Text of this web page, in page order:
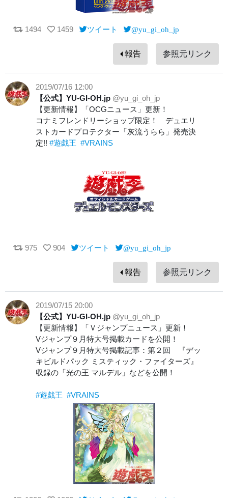
1494 1459 ツイート @yu_gi_oh_jp
報告 参照元リンク
2019/07/16 12:00
【公式】YU-GI-OH.jp @yu_gi_oh_jp
【更新情報】「OCGニュース」更新！
コナミフレンドリーショップ限定！ デュエリ
ストカードプロテクター「灰流うらら」発売決
定!! #遊戯王 #VRAINS
975 904 ツイート @yu_gi_oh_jp
報告 参照元リンク
2019/07/15 20:00
【公式】YU-GI-OH.jp @yu_gi_oh_jp
【更新情報】「Ｖジャンプニュース」更新！
Vジャンプ９月特大号掲載カードを公開！
Vジャンプ９月特大号掲載記事：第２回 『デッ
キビルドパック ミスティック・ファイターズ』
収録の「光の王 マルデル」などを公開！
#遊戯王 #VRAINS